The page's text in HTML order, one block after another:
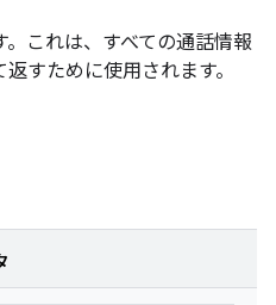
これは、すべての通話情報
すために使用されます。